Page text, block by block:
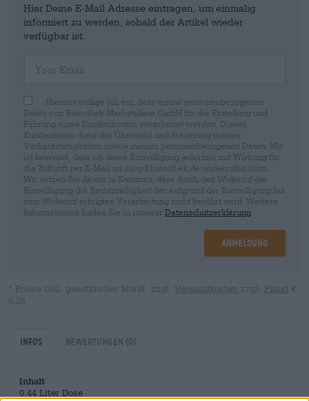
Hier Deine E-Mail Adresse eintragen, um einmalig
informiert zu werden, sobald der Artikel wieder
verfügbar ist.
Hiermit willige ich ein, dass meine personenbezogenen
Daten von Bierothek Marketplace GmbH für die Erstellung und
Führung eines Kundenkontos verarbeitet werden. Dieses
Kundenkonto dient der Übersicht und Steuerung meiner
Verkaufstätigkeiten sowie meiner personenbezogenen Daten. Mir
ist bewusst, dass ich diese Einwilligung jederzeit mit Wirkung für
die Zukunft per E-Mail an shop@bierothek.de widerrufen kann.
Wir setzen Sie davon in Kenntnis, dass durch den Widerruf der
Einwilligung die Rechtmäßigkeit der aufgrund der Einwilligung bis
zum Widerruf erfolgten Verarbeitung nicht berührt wird. Weitere
Informationen finden Sie in unserer Datenschutzerklärung
Anmeldung
* Preise inkl. gesetzlicher MwSt. zzgl. Versandkosten zzgl. Pfand €
0,25
Infos Bewertungen (0)
Inhalt
0,44 Liter Dose